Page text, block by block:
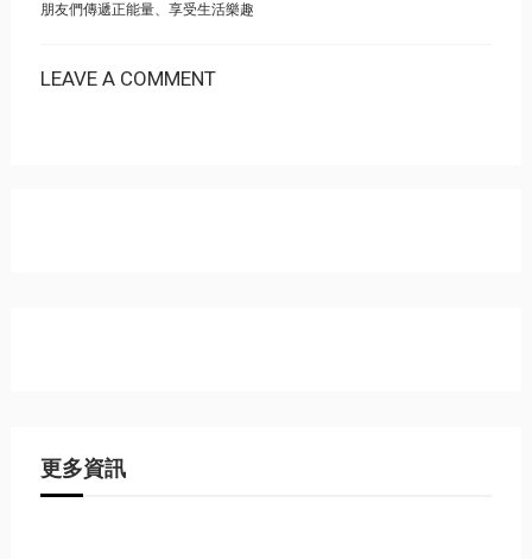
朋友們傳遞正能量、享受生活樂趣
LEAVE A COMMENT
更多資訊